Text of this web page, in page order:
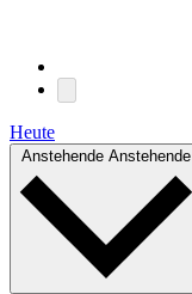
Heute
Anstehende Anstehende